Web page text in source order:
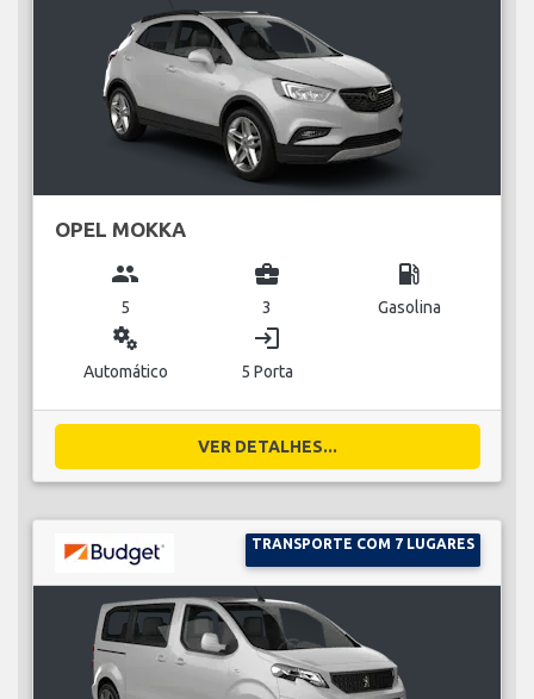
OPEL MOKKA
group
5
business_center
3
local_gas_station
Gasolina
miscellaneous_services
Automático
login
5 Porta
VER DETALHES...
TRANSPORTE COM 7 LUGARES